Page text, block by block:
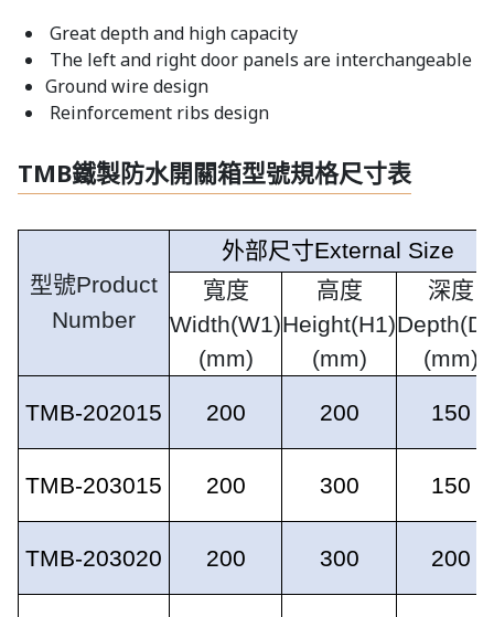
Great depth and high capacity
The left and right door panels are interchangeable
Ground wire design
Reinforcement ribs design
TMB鐵製防水開關箱型號規格尺寸表
型號Product
Number
外部尺寸External Size
寬度
Width(W1)
(mm)
高度
Height(H1)
(mm)
深度
(mm)
TMB-202015 200 200 150
TMB-203015 200 300 150
TMB-203020 200 300 200